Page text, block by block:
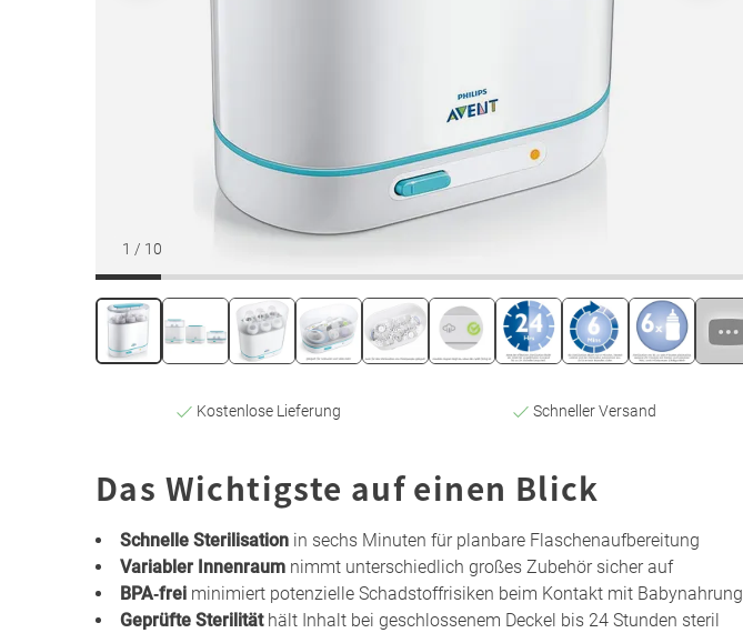
1 / 10
Kostenlose Lieferung Schneller Versand
Das Wichtigste auf einen Blick
Schnelle Sterilisation in sechs Minuten für planbare Flaschenaufbereitung
Variabler Innenraum nimmt unterschiedlich großes Zubehör sicher auf
BPA‑frei minimiert potenzielle Schadstoffrisiken beim Kontakt mit Babynahrung
Geprüfte Sterilitäthält Inhalt bei geschlossenem Deckel bis 24 Stunden steril